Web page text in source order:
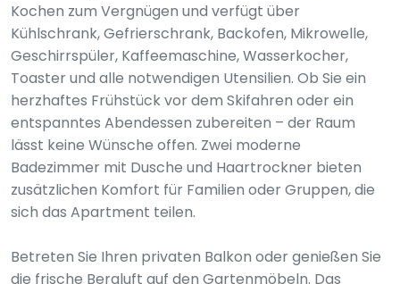
Kochen zum Vergnügen und verfügt über
Kühlschrank, Gefrierschrank, Backofen, Mikrowelle,
Geschirrspüler, Kaffeemaschine, Wasserkocher,
Toaster und alle notwendigen Utensilien. Ob Sie ein
herzhaftes Frühstück vor dem Skifahren oder ein
entspanntes Abendessen zubereiten – der Raum
lässt keine Wünsche offen. Zwei moderne
Badezimmer mit Dusche und Haartrockner bieten
zusätzlichen Komfort für Familien oder Gruppen, die
sich das Apartment teilen.
Betreten Sie Ihren privaten Balkon oder genießen Sie
die frische Bergluft auf den Gartenmöbeln. Das